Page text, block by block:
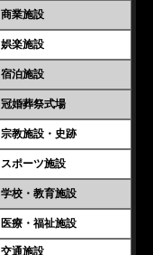
商業施設
娯楽施設
宿泊施設
冠婚葬祭式場
宗教施設・史跡
スポーツ施設
学校・教育施設
医療・福祉施設
交通施設